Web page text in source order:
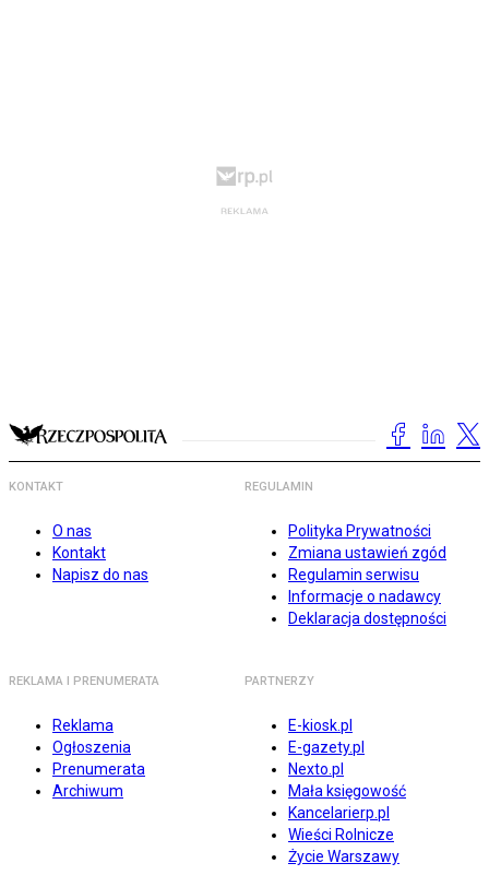
KONTAKT
O nas
Kontakt
Napisz do nas
REGULAMIN
Polityka Prywatności
Zmiana ustawień zgód
Regulamin serwisu
Informacje o nadawcy
Deklaracja dostępności
REKLAMA I PRENUMERATA
Reklama
Ogłoszenia
Prenumerata
Archiwum
PARTNERZY
E-kiosk.pl
E-gazety.pl
Nexto.pl
Mała księgowość
Kancelarierp.pl
Wieści Rolnicze
Życie Warszawy